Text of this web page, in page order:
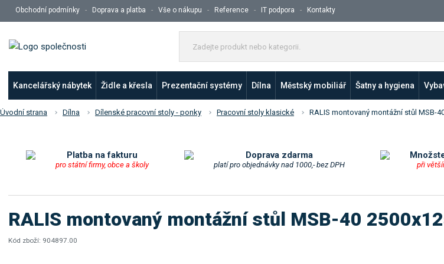
Obchodní podmínky Doprava a platba Vše o nákupu Reference IT podpora Kontakty
d
j
t
e
d
n
Kancelářský nábytek Židle a křesla Prezentační systémy Dílna Městský mobiliář Šatny a hygiena
Úvodní strana Dílna Dílenské pracovní stoly - ponky Pracovní stoly klasické RALIS montovaný montážní stůl MSB-
Platba na fakturu
pro státní firmy, obce a školy
Doprava zdarma
platí pro objednávky nad 1000,- bez DPH při
RALIS montovaný montážní stůl MSB-40
Kód zboží: 904897.00